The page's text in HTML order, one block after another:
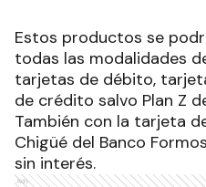
Estos productos se
todas las modalidades
tarjetas de débito,
de crédito salvo Plan Z
También con la tarjeta
Chigüé del Banco
sin interés.
Ads